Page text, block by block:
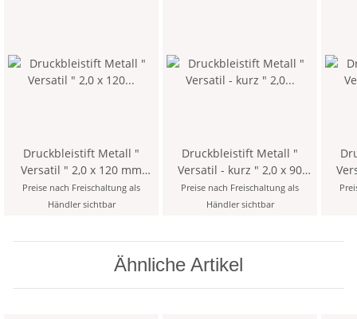
Druckbleistift Metall "
Versatil " 2,0 x 120 mm
Mine - farblich sortiert -
mit Minenspitzer
Preise nach Freischaltung als
Händler sichtbar
Druckbleistift Metall "
Versatil - kurz " 2,0 x 90
mm Mine - Silber - mit
Minenspitzer und Clip >
Preise nach Freischaltung als
Händler sichtbar
Ähnliche Artikel